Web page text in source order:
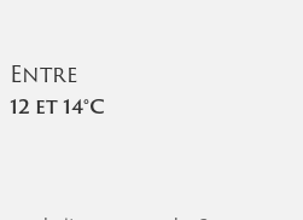
Entre
12 et 14°C